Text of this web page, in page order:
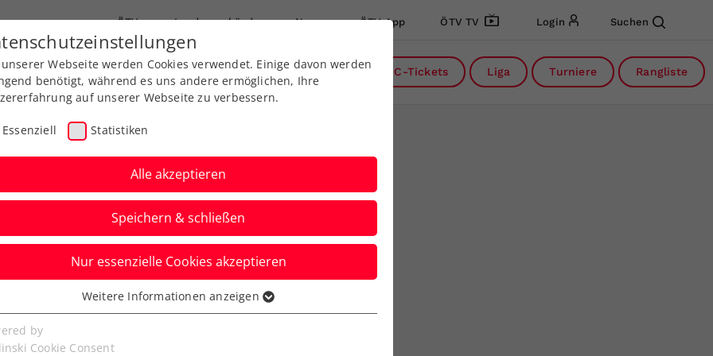
ÖTV Landesverbände News ÖTV App ÖTV TV Login Suchen
Ausbildungen Services Über uns DC-Tickets Liga Turniere Rangliste
sich zum Tennis-
Unterstufe
Webseite werden Cookies verwendet. Einige davon werden
benötigt, während es uns andere ermöglichen, Ihre
auf unserer Webseite zu verbessern.
Essenziell Statistiken
Alle akzeptieren
Speichern & schließen
Nur essenzielle Cookies akzeptieren
Cookies werden für grundlegende Funktionen der
benötigt. Dadurch ist gewährleistet, dass die Webseite
Weitere Informationen anzeigen
by
Cookie Consent